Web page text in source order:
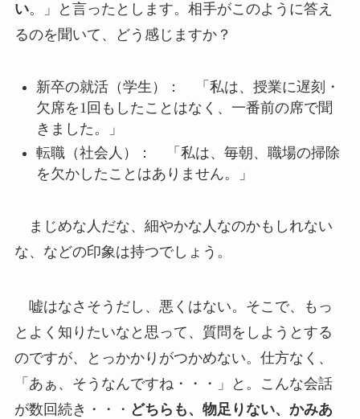
い。」と言ったとします。相手がこのように答え
るのを聞いて、どう感じますか？
新卒の就活（学生）： 「私は、授業に遅刻・
欠席を1回もしたことはなく、一番前の席で聞
きました。」
転職（社会人）： 「私は、毎朝、職場の掃除
を欠かしたことはありません。」
まじめな人だな、細やかな人なのかもしれない
な、などの印象は持つでしょう。
嘘はなさそうだし、悪くはない。そこで、もっ
とよく知りたいなと思って、質問をしようとする
のですが、とっかかりがつかめない。仕方なく、
「あぁ、そうなんですね・・・」と。こんな会話
が数回続き・・・ どちらも、物足りない、かみあ